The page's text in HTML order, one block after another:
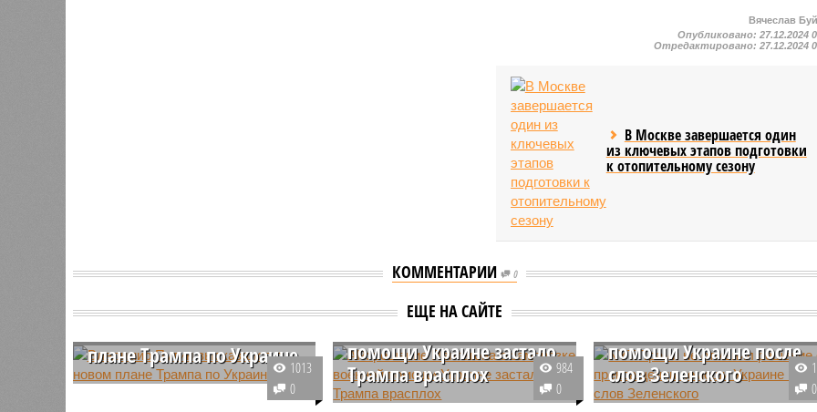
Вячеслав
Опубликовано:27.12.2024
Отредактировано:27.12.2024
В Москве завершается один
из ключевых этапов подготовки
к отопительному сезону
КОММЕНТАРИИ 0
ЕЩЕ НА САЙТЕ
Владимир Путин
плане Трампа по Украине
Президент России Владимир
1013
0
AP: решение Пентагона о
заморозке военной
помощи Украине застало
Трампа врасплох
Решение Министерства обороны
984
0
NYT: Трамп не отменил
помощи Украине после
слов Зеленского
Как стало известно СМИ, США
0